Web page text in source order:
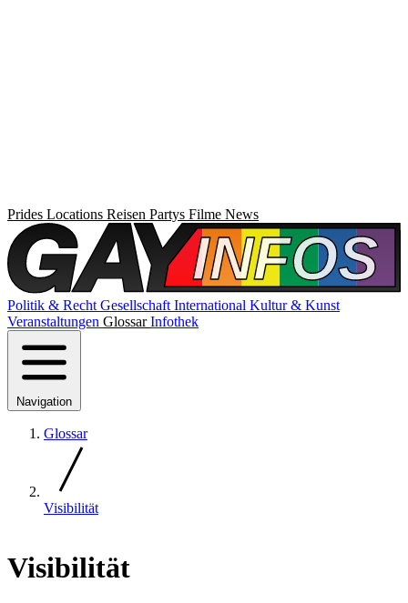
Prides Locations Reisen Partys Filme News
Politik & Recht Gesellschaft International Kultur & Kunst
Veranstaltungen GlossarInfothek
Navigation
Glossar
Visibilität
Visibilität